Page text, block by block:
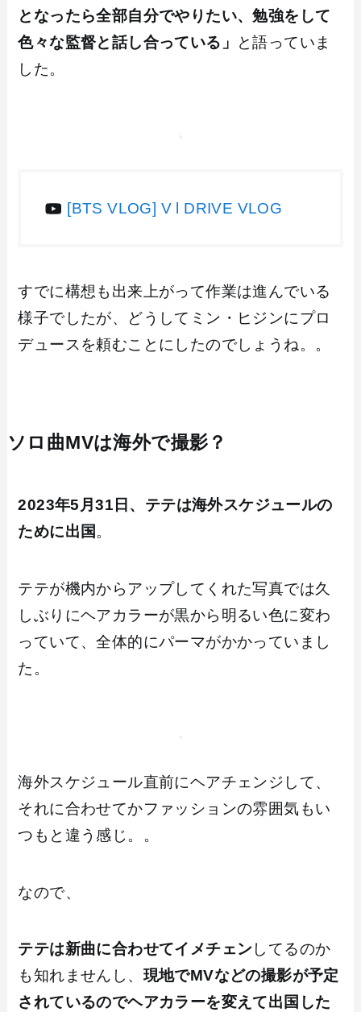
となったら全部自分でやりたい、勉強をして
色々な監督と話し合っている」
と語っていま
した。
[BTS VLOG] V l DRIVE VLOG
すでに構想も出来上がって作業は進んでいる
様子でしたが、どうしてミン・ヒジンにプロ
デュースを頼むことにしたのでしょうね。。
ソロ曲MVは海外で撮影？
2023年5月31日、テテは海外スケジュールの
ために出国 。
テテが機内からアップしてくれた写真では久
しぶりにヘアカラーが黒から明るい色に変わ
っていて、全体的にパーマがかかっていまし
た。
海外スケジュール直前にヘアチェンジして、
それに合わせてかファッションの雰囲気もい
つもと違う感じ。。
なので、
テテは新曲に合わせてイメチェン してるのか
も知れませんし、 現地でMVなどの撮影が予定
されているのでヘアカラーを変えて出国した